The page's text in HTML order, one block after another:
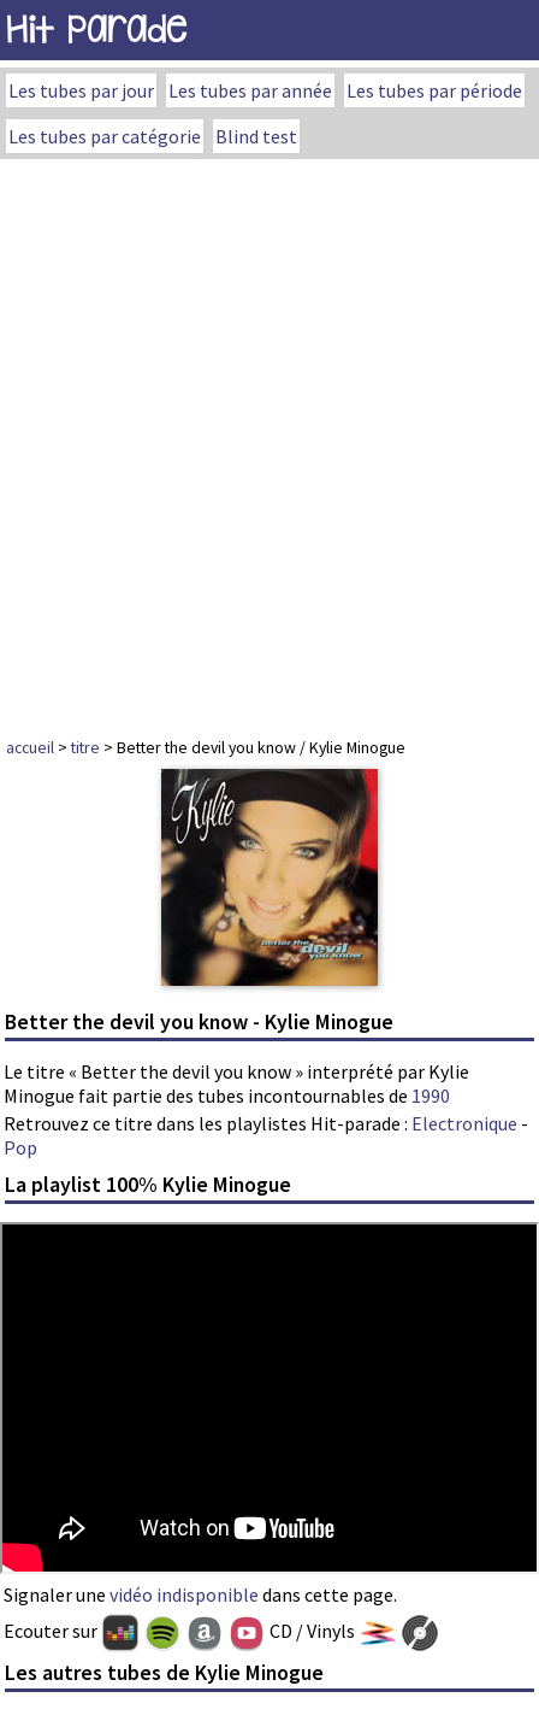
Hit Parade
Les tubes par jour Les tubes par année
Les tubes par période
Les tubes par catégorie
Blind test
accueil >titre > Better the devil you know / Kylie Minogue
Better the devil you know - Kylie Minogue
Le titre « Better the devil you know » interprété par Kylie
Minogue fait partie des tubes incontournables de 1990
Retrouvez ce titre dans les playlistes Hit-parade : Electronique -
Pop
La playlist 100% Kylie Minogue
Signaler une vidéo indisponible dans cette page.
Ecouter sur
CD / Vinyls
Les autres tubes de Kylie Minogue